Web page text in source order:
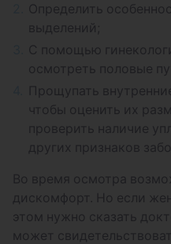
Определить
выделений;
С помощью
осмотреть половые
Прощупать
чтобы оценить их
проверить наличие
других признаков
Во время осмотра
дискомфорт. Но если
этом нужно сказать
может